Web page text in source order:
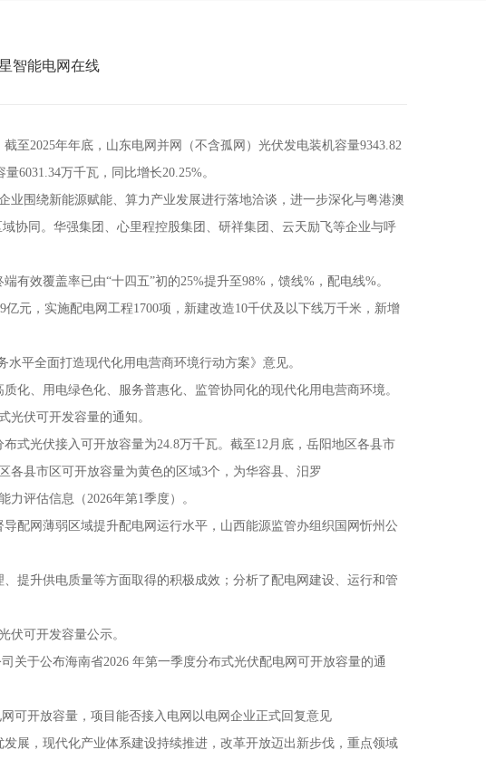
智能电网在线
2025年年底，山东电网并网（不含孤网）光伏发电装机容量9343.82
6031.34万千瓦，同比增长20.25%。
围绕新能源赋能、算力产业发展进行落地洽谈，进一步深化与粤港澳
协同。华强集团、心里程控股集团、研祥集团、云天励飞等企业与呼
覆盖率已由“十四五”初的25%提升至98%，馈线%，配电线%。
，实施配电网工程1700项，新建改造10千伏及以下线万千米，新增
平全面打造现代化用电营商环境行动方案》意见。
、用电绿色化、服务普惠化、监管协同化的现代化用电营商环境。
伏可开发容量的通知。
光伏接入可开放容量为24.8万千瓦。截至12月底，岳阳地区各县市
各县市区可开放容量为黄色的区域3个，为华容县、汨罗
评估信息（2026年第1季度）。
网薄弱区域提升配电网运行水平，山西能源监管办组织国网忻州公
升供电质量等方面取得的积极成效；分析了配电网建设、运行和管
可开发容量公示。
于公布海南省2026 年第一季度分布式光伏配电网可开放容量的通
开放容量，项目能否接入电网以电网企业正式回复意见
，现代化产业体系建设持续推进，改革开放迈出新步伐，重点领域